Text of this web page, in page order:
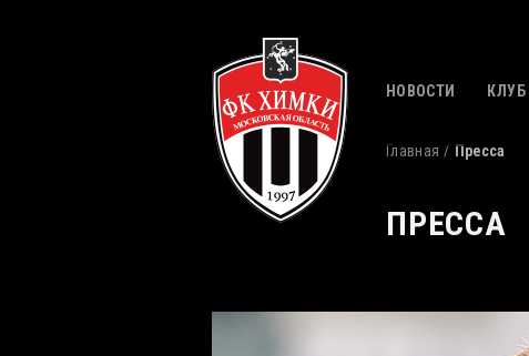
НОВОСТИ КЛУБ
Главная Пресса
ПРЕССА